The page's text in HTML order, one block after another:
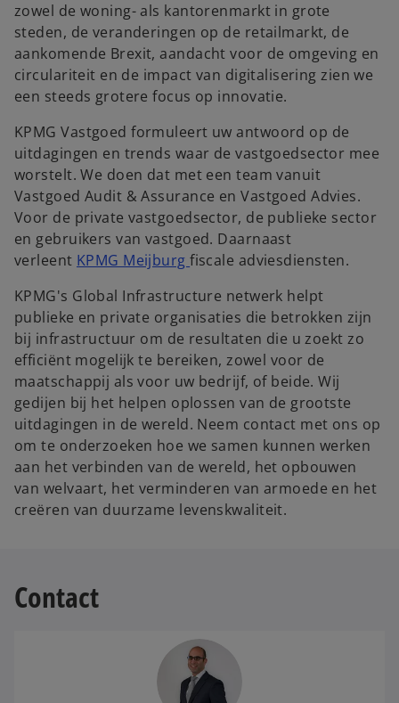
zowel de woning- als kantorenmarkt in grote
steden, de veranderingen op de retailmarkt, de
aankomende Brexit, aandacht voor de omgeving en
circulariteit en de impact van digitalisering zien we
een steeds grotere focus op innovatie.
KPMG Vastgoed formuleert uw antwoord op de
uitdagingen en trends waar de vastgoedsector mee
worstelt. We doen dat met een team vanuit
Vastgoed Audit & Assurance en Vastgoed Advies.
Voor de private vastgoedsector, de publieke sector
en gebruikers van vastgoed. Daarnaast
verleent KPMG Meijburgo
e
n
s
i
n
a
n
e
w
t
a
fiscale adviesdiensten.
KPMG's Global Infrastructure netwerk helpt
publieke en private organisaties die betrokken zijn
bij infrastructuur om de resultaten die u zoekt zo
efficiënt mogelijk te bereiken, zowel voor de
maatschappij als voor uw bedrijf, of beide. Wij
gedijen bij het helpen oplossen van de grootste
uitdagingen in de wereld. Neem contact met ons op
om te onderzoeken hoe we samen kunnen werken
aan het verbinden van de wereld, het opbouwen
van welvaart, het verminderen van armoede en het
creëren van duurzame levenskwaliteit.
Contact